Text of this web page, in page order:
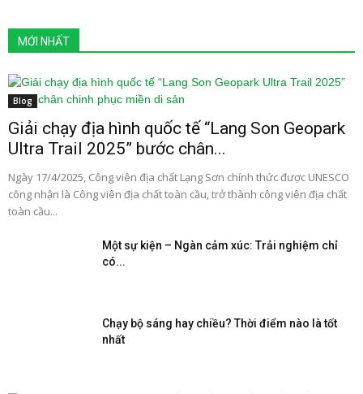
MỚI NHẤT
Blog
Giải chạy địa hình quốc tế “Lang Son Geopark
Ultra Trail 2025” bước chân...
Ngày 17/4/2025, Công viên địa chất Lạng Sơn chính thức được UNESCO
công nhận là Công viên địa chất toàn cầu, trở thành công viên địa chất
toàn cầu...
Một sự kiện – Ngàn cảm xúc: Trải nghiệm chỉ
có...
Chạy bộ sáng hay chiều? Thời điểm nào là tốt
nhất